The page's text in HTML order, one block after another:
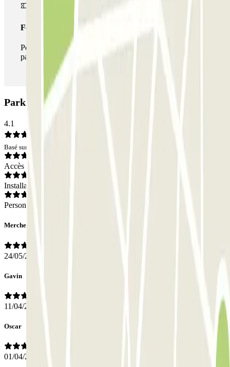
Forfait illimité
Pendant votre séjour, vous pouvez entrer et sortir du
parking aussi souvent que vous le souhaitez.
Parking INDIGO República Dominicana: Avis
4.1
Basé sur 23 avis
Accès
Installations
Personnel
Merche
24/05/2026
Gavin
11/04/2026
Oscar
01/04/2026